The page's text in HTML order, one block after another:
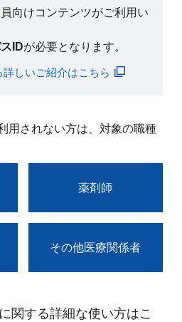
向けコンテンツがご利用い
IDが必要となります。
しいご紹介はこちら
用されない方は、対象の職種
薬剤師
その他医療関係者
関する詳細な使い方はこ